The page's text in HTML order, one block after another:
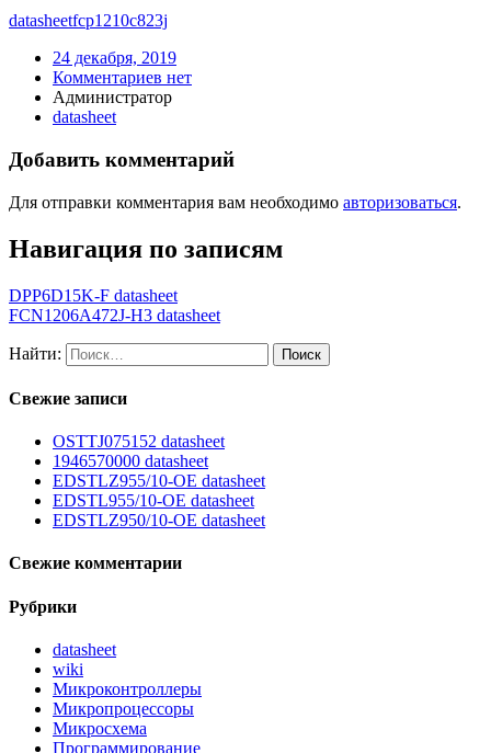
datasheetfcp1210c823j
24 декабря, 2019
Комментариев нет
Администратор
datasheet
Добавить комментарий
Для отправки комментария вам необходимо авторизоваться.
Навигация по записям
DPP6D15K-F datasheet
FCN1206A472J-H3 datasheet
Найти:
Свежие записи
OSTTJ075152 datasheet
1946570000 datasheet
EDSTLZ955/10-OE datasheet
EDSTL955/10-OE datasheet
EDSTLZ950/10-OE datasheet
Свежие комментарии
Рубрики
datasheet
wiki
Микроконтроллеры
Микропроцессоры
Микросхема
Программирование